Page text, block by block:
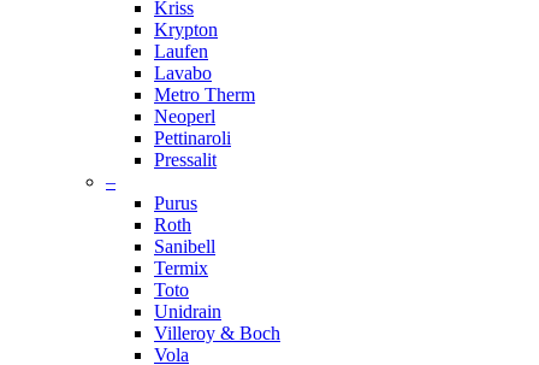
Kriss
Krypton
Laufen
Lavabo
Metro Therm
Neoperl
Pettinaroli
Pressalit
–
Purus
Roth
Sanibell
Termix
Toto
Unidrain
Villeroy & Boch
Vola